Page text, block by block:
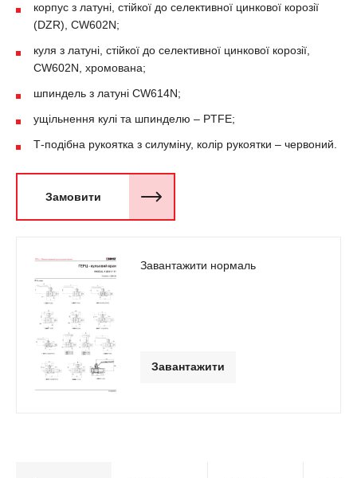
корпус з латуні, стійкої до селективної цинкової корозії
(DZR), CW602N;
куля з латуні, стійкої до селективної цинкової корозії,
CW602N, хромована;
шпиндель з латуні CW614N;
ущільнення кулі та шпинделю – PTFE;
Т-подібна рукоятка з силуміну, колір рукоятки – червоний.
Замовити
Завантажити нормаль
Завантажити